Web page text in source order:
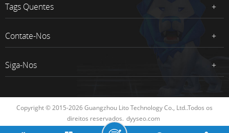
Tags Quentes
Contate-Nos
Siga-Nos
Copyright © 2015-2026 Guangzhou Lito Technology Co., Ltd..Todos os
direitos reservados. dyyseo.com